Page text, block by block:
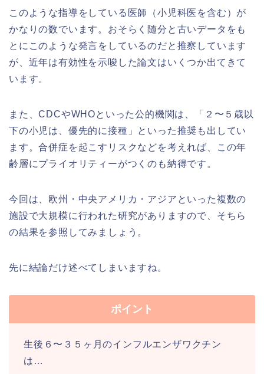
このような指導をしている医師（小児科医を含む）が
かなりの数でいます。おそらく随分と古いデータをも
とにこのような発言をしているのだと推察しています
が、近年は有効性を示唆した論文はいくつか出てきて
います。
また、CDCやWHOといった公的機関は、「２〜５歳以
下の小児は、優先的に接種」といった推奨も出してい
ます。合併症を起こすリスクなどを考えれば、この年
齢層にプライオリティーがつくのも納得です。
今回は、欧州・中央アメリカ・アジアといった複数の
施設で大規模に行われた研究がありますので、そちら
の結果を参照してみましょう。
先に結論だけ述べてしまいますね。
ポイント
生後６〜３５ヶ月のインフルエンザワクチン
は…